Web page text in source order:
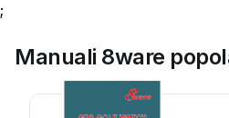
;
Manuali 8ware